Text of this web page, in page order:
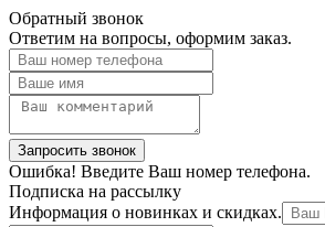
Обратный звонок
Ответим на вопросы, оформим заказ.
Ошибка! Введите Ваш номер телефона.
Подписка на рассылку
Информация о новинках и скидках.